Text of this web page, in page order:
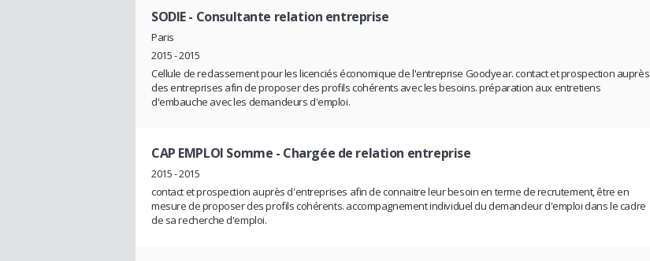
SODIE- Consultante relation entreprise
Paris
2015 - 2015
Cellule de reclassement pour les licenciés économique de l'entreprise Goodyear. contact et prospection auprès
des entreprises afin de proposer des profils cohérents avec les besoins. préparation aux entretiens
d'embauche avec les demandeurs d'emploi.
CAP EMPLOI Somme - Chargée de relation entreprise
2015 - 2015
contact et prospection auprès d'entreprises afin de connaitre leur besoin en terme de recrutement, être en
mesure de proposer des profils cohérents. accompagnement individuel du demandeur d'emploi dans le cadre
de sa recherche d'emploi.